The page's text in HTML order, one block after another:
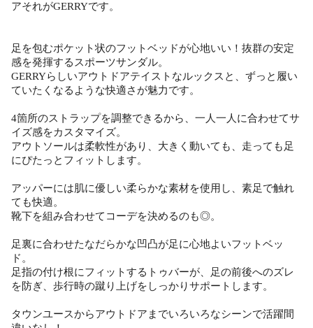
アそれがGERRYです。
足を包むポケット状のフットベッドが心地いい！抜群の安定
感を発揮するスポーツサンダル。
GERRYらしいアウトドアテイストなルックスと、ずっと履い
ていたくなるような快適さが魅力です。
4箇所のストラップを調整できるから、一人一人に合わせてサ
イズ感をカスタマイズ。
アウトソールは柔軟性があり、大きく動いても、走っても足
にぴたっとフィットします。
アッパーには肌に優しい柔らかな素材を使用し、素足で触れ
ても快適。
靴下を組み合わせてコーデを決めるのも◎。
足裏に合わせたなだらかな凹凸が足に心地よいフットベッ
ド。
足指の付け根にフィットするトゥバーが、足の前後へのズレ
を防ぎ、歩行時の蹴り上げをしっかりサポートします。
タウンユースからアウトドアまでいろいろなシーンで活躍間